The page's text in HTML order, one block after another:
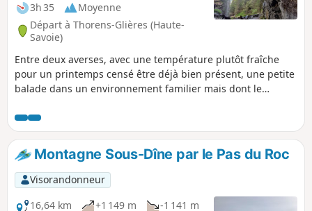
3h 35
Moyenne
Départ à Thorens-Glières (Haute-
Savoie)
Entre deux averses, avec une température plutôt fraîche
pour un printemps censé être déjà bien présent, une petite
balade dans un environnement familier mais dont le
Montagne Sous-Dîne par le Pas du Roc
Visorandonneur
16,64 km
+1 149 m
-1 141 m